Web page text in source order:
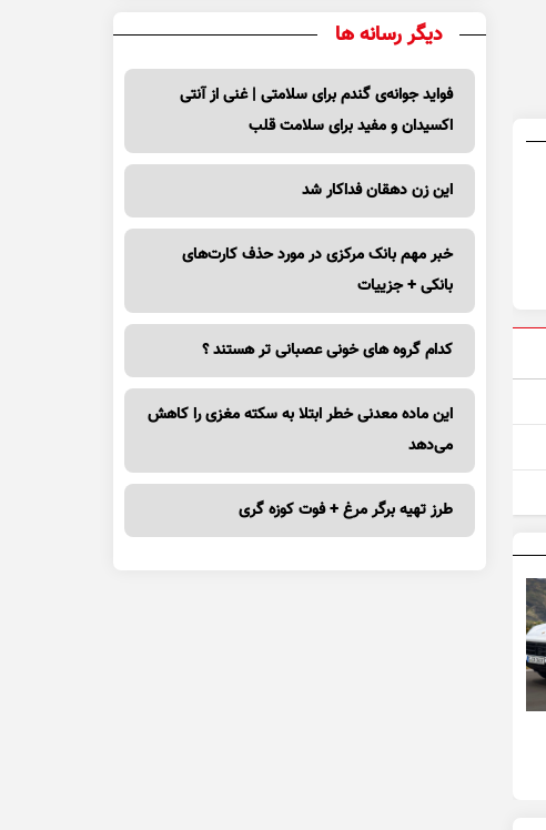
دیگر رسانه ها
فواید جوانه‌ی گندم برای سلامتی | غنی از آنتی
اکسیدان و مفید برای سلامت قلب
این زن دهقان فداکار شد
خبر مهم بانک مرکزی در مورد حذف کارت‌های
بانکی + جزییات
کدام گروه های خونی عصبانی تر هستند ؟
این ماده معدنی خطر ابتلا به سکته مغزی را کاهش
می‌دهد
طرز تهیه برگر مرغ + فوت کوزه گری